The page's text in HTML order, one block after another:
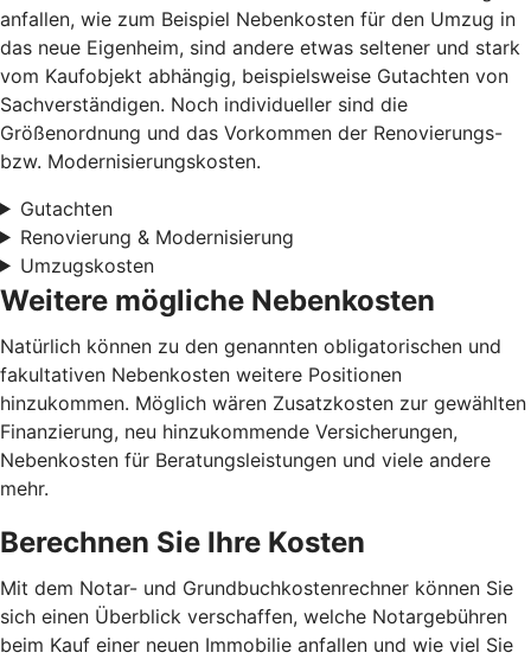
anfallen, wie zum Beispiel Nebenkosten für den Umzug in
das neue Eigenheim, sind andere etwas seltener und stark
vom Kaufobjekt abhängig, beispielsweise Gutachten von
Sachverständigen. Noch individueller sind die
Größenordnung und das Vorkommen der Renovierungs-
bzw. Modernisierungskosten.
Gutachten
Renovierung & Modernisierung
Umzugskosten
Weitere mögliche Nebenkosten
Natürlich können zu den genannten obligatorischen und
fakultativen Nebenkosten weitere Positionen
hinzukommen. Möglich wären Zusatzkosten zur gewählten
Finanzierung, neu hinzukommende Versicherungen,
Nebenkosten für Beratungsleistungen und viele andere
mehr.
Berechnen Sie Ihre Kosten
Mit dem Notar- und Grundbuchkostenrechner können Sie
sich einen Überblick verschaffen, welche Notargebühren
beim Kauf einer neuen Immobilie anfallen und wie viel Sie